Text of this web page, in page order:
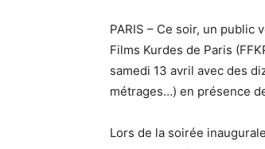
PARIS – Ce soir, un public
Films Kurdes de Paris
samedi 13 avril avec des
métrages…) en présence
Lors de la soirée